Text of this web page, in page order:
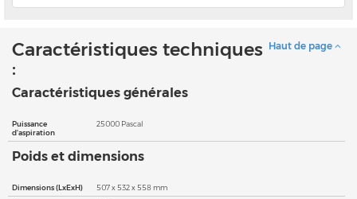
Haut de page
Caractéristiques techniques
:
Caractéristiques générales
Puissance
d'aspiration
25000 Pascal
Poids et dimensions
Dimensions (LxExH)
507 x 532 x 558 mm